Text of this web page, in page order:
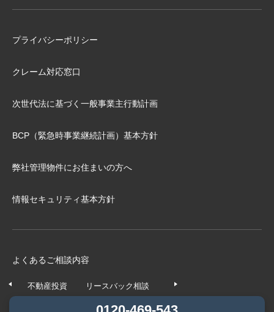
プライバシーポリシー
クレーム対応窓口
次世代法に基づく⼀般事業主⾏動計画
BCP（緊急時事業継続計画）基本⽅針
弊社管理物件にお住まいの⽅へ
情報セキュリティ基本方針
よくあるご相談内容
不動産投資 リースバック相談